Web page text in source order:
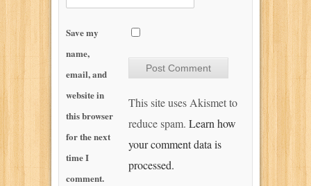
Save my
name,
email, and
website in
this browser
for the next
time I
comment.
This site uses Akismet to
reduce spam. Learn how
your comment data is
processed.